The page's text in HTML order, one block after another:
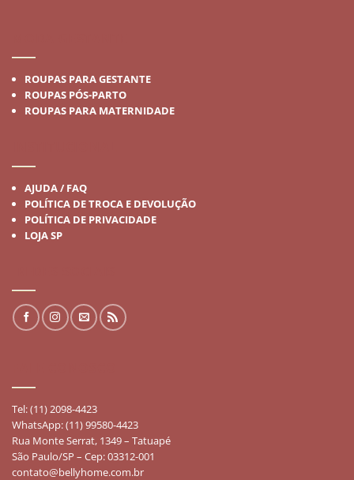
ROUPAS PARA GESTANTE
ROUPAS PÓS-PARTO
ROUPAS PARA MATERNIDADE
AJUDA / FAQ
POLÍTICA DE TROCA E DEVOLUÇÃO
POLÍTICA DE PRIVACIDADE
LOJA SP
Tel: (11) 2098-4423
WhatsApp: (11) 99580-4423
Rua Monte Serrat, 1349 – Tatuapé
São Paulo/SP – Cep: 03312-001
contato@bellyhome.com.br